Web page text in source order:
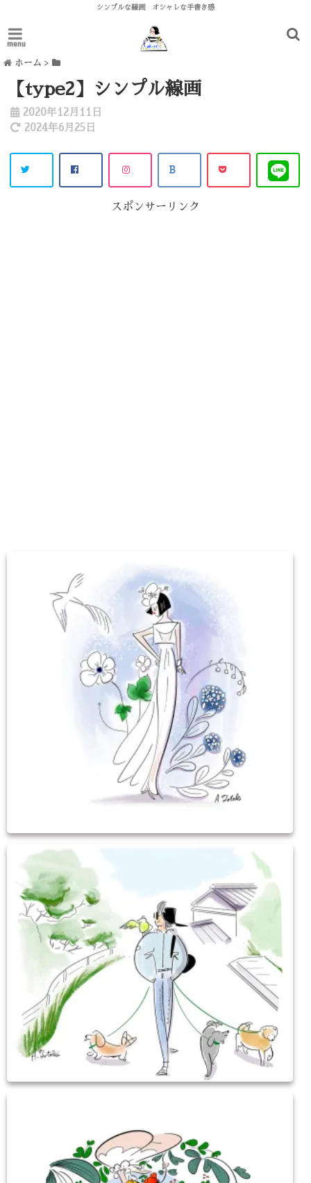
シンプルな線画 オシャレな手書き感
menu
ホーム >
【type2】シンプル線画
2020年12月11日
2024年6月25日
スポンサーリンク